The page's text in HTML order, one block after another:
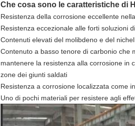
Che cosa sono le caratteristiche di
Resistenza della corrosione eccellente
Resistenza eccezionale alle forti soluzioni
Contenuti elevati del molibdeno e del
Contenuto a basso tenore di carbonio che
mantenere la resistenza alla corrosione in
zone dei giunti saldati
Resistenza a corrosione localizzata come
Uno di pochi materiali per resistere agli